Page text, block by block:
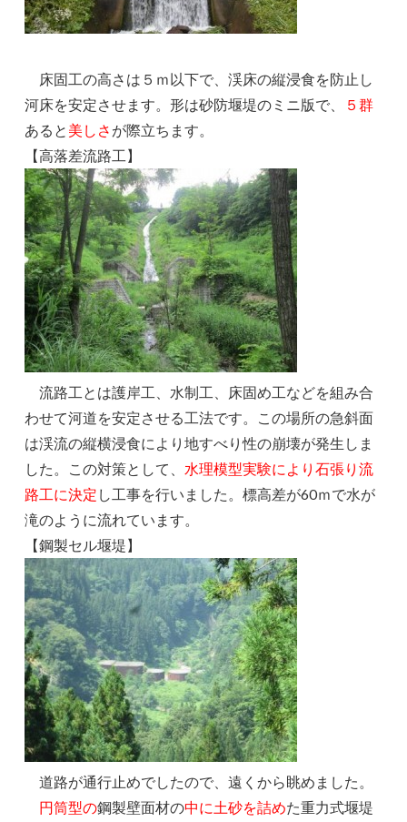
床固工の高さは５ｍ以下で、渓床の縦浸食を防止し
河床を安定させます。形は砂防堰堤のミニ版で、
５群
あると 美しさ が際立ちます。
【高落差流路工】
流路工とは護岸工、水制工、床固め工などを組み合
わせて河道を安定させる工法です。この場所の急斜面
は渓流の縦横浸食により地すべり性の崩壊が発生しま
した。この対策として、 水理模型実験により石張り流
路工に決定 し工事を行いました。標高差が60ｍで水が
滝のように流れています。
【鋼製セル堰堤】
道路が通行止めでしたので、遠くから眺めました。
円筒型の鋼製壁面材の中に土砂を詰めた重力式堰堤